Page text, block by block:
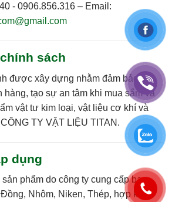
- 0906.856.316 – Email:
sách
được xây dựng nhằm đảm bảo
tạo sự an tâm khi mua sắm và
vật tư kim loại, vật liệu cơ khí và
CÔNG TY VẬT LIỆU TITAN .
dụng
sản phẩm do công ty cung cấpbao
Nhôm, Niken, Thép, hợp kim